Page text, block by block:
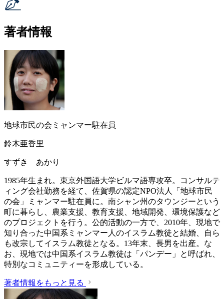
著者情報
地球市民の会ミャンマー駐在員
鈴木亜香里
すずき あかり
1985年生まれ。東京外国語大学ビルマ語専攻卒。コンサルテ
ィング会社勤務を経て、佐賀県の認定NPO法人「地球市民
の会」ミャンマー駐在員に。南シャン州のタウンジーという
町に暮らし、農業支援、教育支援、地域開発、環境保護など
のプロジェクトを行う。公的活動の一方で、2010年、現地で
知り合った中国系ミャンマー人のイスラム教徒と結婚、自ら
も改宗してイスラム教徒となる。13年末、長男を出産。な
お、現地では中国系イスラム教徒は「パンデー」と呼ばれ、
特別なコミュニティーを形成している。
著者情報をもっと見る